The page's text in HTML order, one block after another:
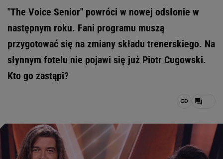
"The Voice Senior" powróci w nowej odsłonie w
następnym roku. Fani programu muszą
przygotować się na zmiany składu trenerskiego. Na
słynnym fotelu nie pojawi się już Piotr Cugowski.
Kto go zastąpi?